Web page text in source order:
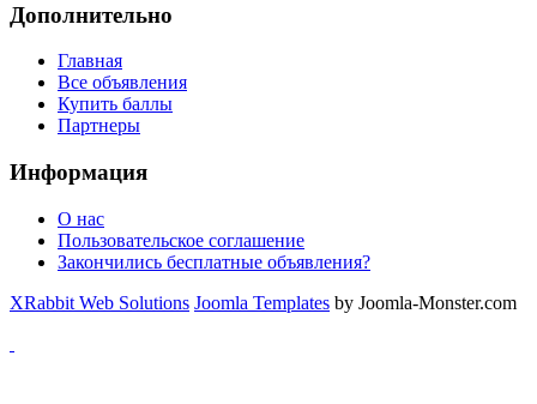
Дополнительно
Главная
Все объявления
Купить баллы
Партнеры
Информация
О нас
Пользовательское соглашение
Закончились бесплатные объявления?
XRabbit Web Solutions Joomla Templates by Joomla-Monster.com